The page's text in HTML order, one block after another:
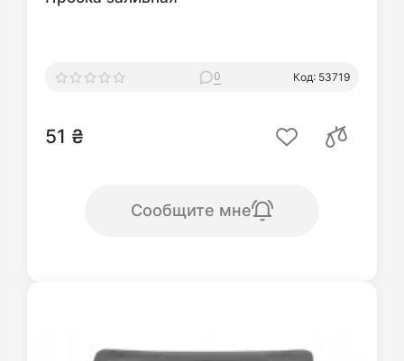
0 Код: 53719
51 ₴
Сообщите мне